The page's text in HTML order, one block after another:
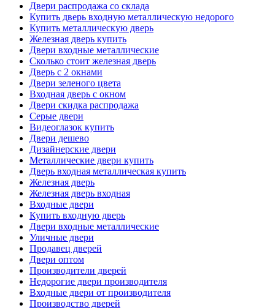
Двери распродажа со склада
Купить дверь входную металлическую недорого
Купить металлическую дверь
Железная дверь купить
Двери входные металлические
Сколько стоит железная дверь
Дверь с 2 окнами
Двери зеленого цвета
Входная дверь с окном
Двери скидка распродажа
Серые двери
Видеоглазок купить
Двери дешево
Дизайнерские двери
Металлические двери купить
Дверь входная металлическая купить
Железная дверь
Железная дверь входная
Входные двери
Купить входную дверь
Двери входные металлические
Уличные двери
Продавец дверей
Двери оптом
Производители дверей
Недорогие двери производителя
Входные двери от производителя
Производство дверей